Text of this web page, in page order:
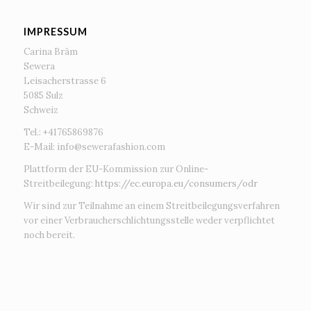
IMPRESSUM
Carina Bräm
Sewera
Leisacherstrasse 6
5085 Sulz
Schweiz
Tel.: +41765869876
E-Mail: info@sewerafashion.com
Plattform der EU-Kommission zur Online-
Streitbeilegung: https://ec.europa.eu/consumers/odr
Wir sind zur Teilnahme an einem Streitbeilegungsverfahren
vor einer Verbraucherschlichtungsstelle weder verpflichtet
noch bereit.